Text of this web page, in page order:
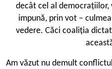
decât cel al democrațiilor,
impună, prin vot –
vedere. Căci coaliția
Am văzut nu demult